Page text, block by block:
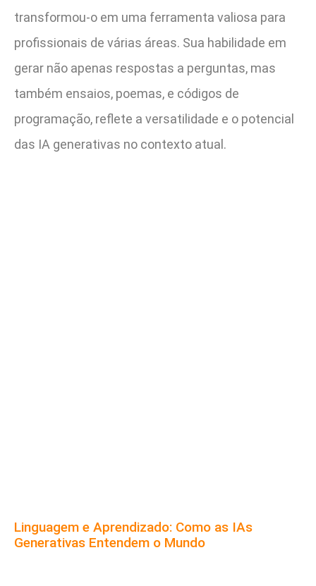
transformou-o em uma ferramenta valiosa para
profissionais de várias áreas. Sua habilidade em
gerar não apenas respostas a perguntas, mas
também ensaios, poemas, e códigos de
programação, reflete a versatilidade e o potencial
das IA generativas no contexto atual.
Linguagem e Aprendizado: Como as IAs
Generativas Entendem o Mundo